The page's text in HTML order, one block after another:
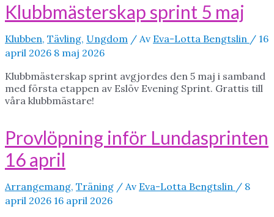
Klubbmästerskap sprint 5 maj
Klubben, Tävling, Ungdom / Av Eva-Lotta Bengtslin / 16
april 2026 8 maj 2026
Klubbmästerskap sprint avgjordes den 5 maj i samband
med första etappen av Eslöv Evening Sprint. Grattis till
våra klubbmästare!
Provlöpning inför Lundasprinten
16 april
Arrangemang, Träning / Av Eva-Lotta Bengtslin / 8
april 2026 16 april 2026